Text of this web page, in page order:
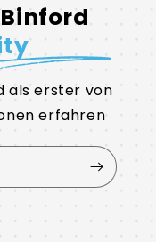
als erster von
erfahren